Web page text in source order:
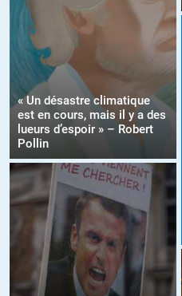
« Un désastre climatique
est en cours, mais il y a des
lueurs d’espoir » – Robert
Pollin